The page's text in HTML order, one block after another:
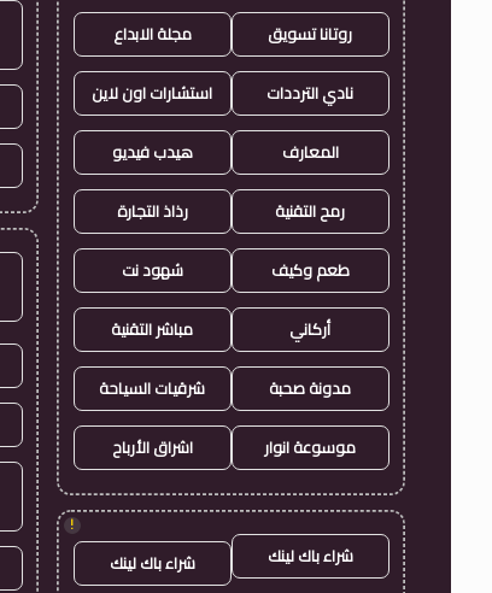
روتانا تسويق مجلة الابداع
نادي الترددات استشارات اون لاين
المعارف هيدب فيديو
رمح التقنية رذاذ التجارة
طعم وكيف شهود نت
أركاني مباشر التقنية
مدونة صحبة شرقيات السياحة
موسوعة انوار اشراق الأرباح
!
شراء باك لينك شراء باك لينك